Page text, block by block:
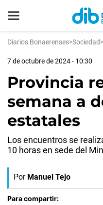
Diarios Bonaerenses>Sociedad>
7 de octubre de 2024 - 10:30
Provincia
semana a
estatales
Los encuentros se
10 horas en sede del
Por Manuel Tejo
Para compartir: